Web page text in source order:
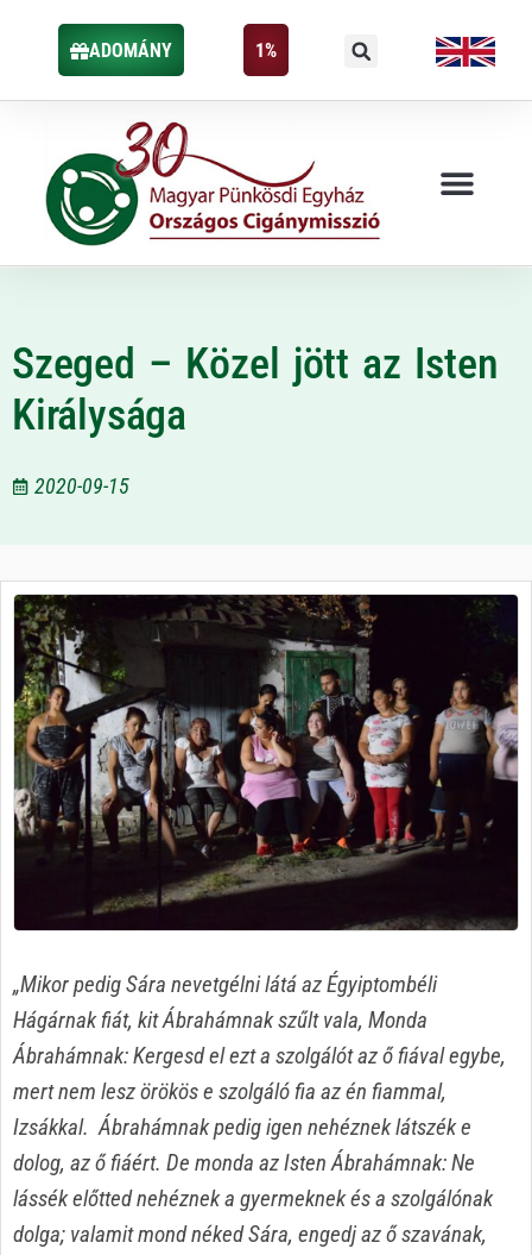
ADOMÁNY 1%
Szeged – Közel jött az Isten
Királysága
2020-09-15
„Mikor pedig Sára nevetgélni látá az Égyiptombéli
Hágárnak fiát, kit Ábrahámnak szűlt vala, Monda
Ábrahámnak: Kergesd el ezt a szolgálót az ő fiával egybe,
mert nem lesz örökös e szolgáló fia az én fiammal,
Izsákkal. Ábrahámnak pedig igen nehéznek látszék e
dolog, az ő fiáért. De monda az Isten Ábrahámnak: Ne
lássék előtted nehéznek a gyermeknek és a szolgálónak
dolga; valamit mond néked Sára, engedj az ő szavának,